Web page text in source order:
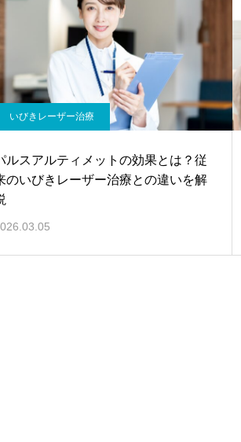
いびきレーザー治療
ルスアルティメットの効果とは？従
のいびきレーザー治療との違いを解